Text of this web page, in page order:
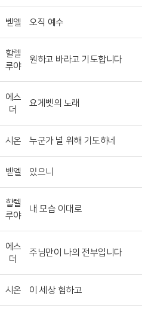
벧엘 오직 예수
할렐
루야
원하고 바라고 기도합니다
에스
더
요게벳의 노래
시온 누군가 널 위해 기도하네
벧엘 있으니
할렐
루야
내 모습 이대로
에스
더
주님만이 나의 전부입니다
시온 이 세상 험하고